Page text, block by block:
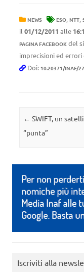
NEWS ESO, NTT,
il 01/12/2011 alle
PAGINA FACEBOOK del
imprecisioni ed
Doi: 10.20371/INAF/
Navigazione
← SWIFT, un
“punta”
Iscriviti alla